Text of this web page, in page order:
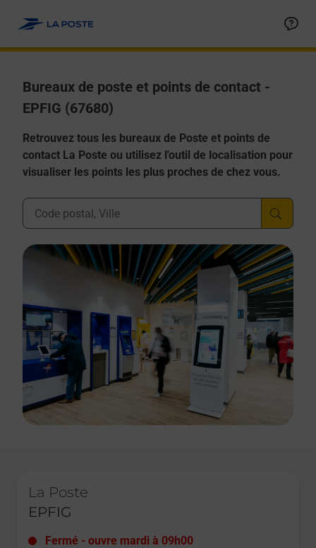
Bureaux de poste et points de contact -
EPFIG (67680)
Retrouvez tous les bureaux de Poste et points de
contact La Poste ou utilisez l'outil de localisation pour
visualiser les points les plus proches de chez vous.
Ville, Département, Code Postal
La Poste
EPFIG
Fermé - ouvre mardi à 09h00